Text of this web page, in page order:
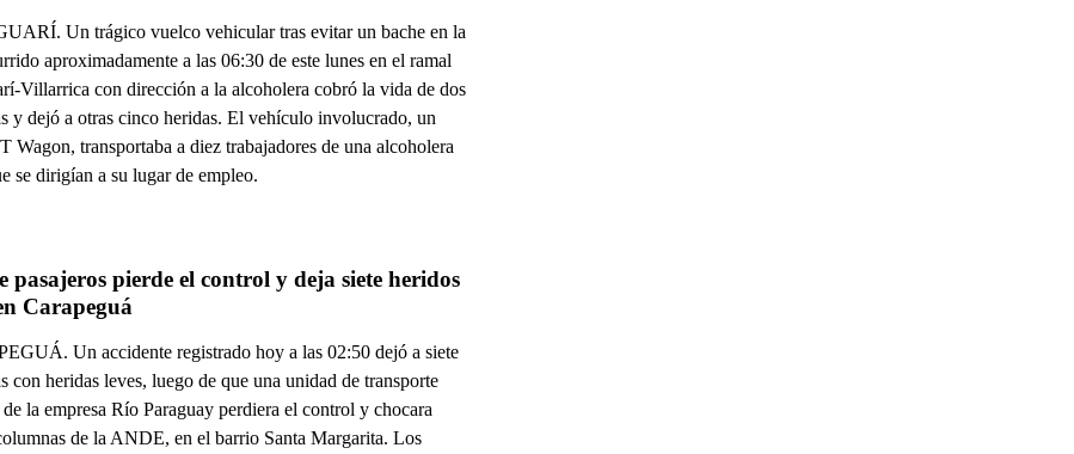
Un trágico vuelco vehicular tras evitar un bache en la
aproximadamente a las 06:30 de este lunes en el ramal
Villarrica con dirección a la alcoholera cobró la vida de dos
y dejó a otras cinco heridas. El vehículo involucrado, un
Wagon, transportaba a diez trabajadores de una alcoholera
se dirigían a su lugar de empleo.
pasajeros pierde el control y deja siete heridos
Carapeguá
Un accidente registrado hoy a las 02:50 dejó a siete
con heridas leves, luego de que una unidad de transporte
la empresa Río Paraguay perdiera el control y chocara
de la ANDE, en el barrio Santa Margarita. Los